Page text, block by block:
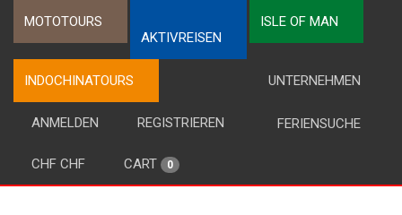
MOTOTOURS
AKTIVREISEN
ISLE OF MAN
INDOCHINATOURS UNTERNEHMEN
FERIENSUCHE
ANMELDEN REGISTRIEREN
CHF CHF CART 0